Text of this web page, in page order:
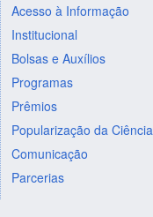
Acesso à Informação
Institucional
Bolsas e Auxílios
Programas
Prêmios
Popularização da Ciência
Comunicação
Parcerias